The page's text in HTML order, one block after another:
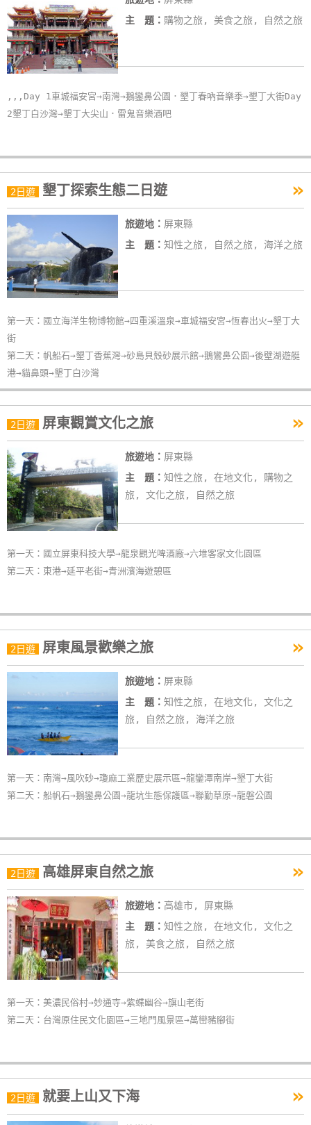
主 題： 購物之旅, 美食之旅, 自然之旅
,,,Day 1車城福安宮→南灣→鵝鑾鼻公園．墾丁春吶音樂季→墾丁大街Day
2墾丁白沙灣→墾丁大尖山．雷鬼音樂酒吧
2日遊 墾丁探索生態二日遊 »
旅遊地： 屏東縣
主 題： 知性之旅, 自然之旅, 海洋之旅
第一天：國立海洋生物博物館→四重溪溫泉→車城福安宮→恆春出火→墾丁大
街
第二天：帆船石→墾丁香蕉灣→砂島貝殼砂展示館→鵝鸞鼻公園→後壁湖遊艇
港→貓鼻頭→墾丁白沙灣
2日遊 屏東觀賞文化之旅 »
旅遊地： 屏東縣
主 題： 知性之旅, 在地文化, 購物之
旅, 文化之旅, 自然之旅
第一天：國立屏東科技大學→龍泉觀光啤酒廠→六堆客家文化園區
第二天：東港→延平老街→青洲濱海遊憩區
2日遊 屏東風景歡樂之旅 »
旅遊地： 屏東縣
主 題： 知性之旅, 在地文化, 文化之
旅, 自然之旅, 海洋之旅
第一天：南灣→風吹砂→瓊麻工業歷史展示區→龍鑾潭南岸→墾丁大街
第二天：船帆石→鵝鑾鼻公園→龍坑生態保護區→聯勤草原→龍磐公園
2日遊 高雄屏東自然之旅 »
旅遊地： 高雄市, 屏東縣
主 題： 知性之旅, 在地文化, 文化之
旅, 美食之旅, 自然之旅
第一天：美濃民俗村→妙通寺→紫蝶幽谷→旗山老街
第二天：台灣原住民文化園區→三地門風景區→萬巒豬腳街
2日遊 就要上山又下海 »